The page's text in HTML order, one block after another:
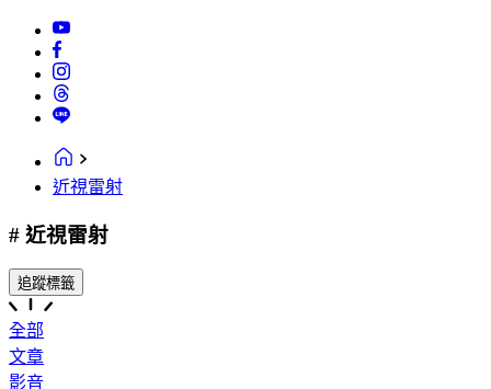
近視雷射
# 近視雷射
追蹤標籤
全部
文章
影音